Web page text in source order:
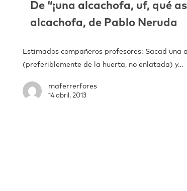
De “¡una alcachofa, uf, qué
alcachofa, de Pablo Neruda
Estimados compañeros profesores: Sacad una
(preferiblemente de la huerta, no enlatada) y…
maferrerfores
14 abril, 2013